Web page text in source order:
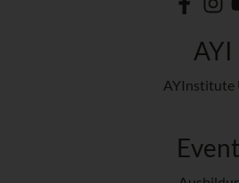
AYI
AYInstitute